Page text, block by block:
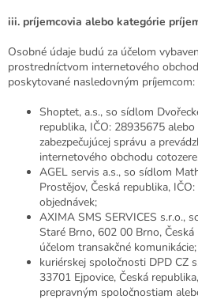
iii. príjemcovia alebo kategórie
Osobné údaje budú za účelom
prostredníctvom internetového
poskytované nasledovným príjemcom:
Shoptet, a.s., so sídlom
republika, IČO: 28935675
zabezpečujúcej správu a
internetového obchodu
AGEL servis a.s., so sídlom
Prostějov, Česká republika,
objednávek;
AXIMA SMS SERVICES s.r.o.,
Staré Brno, 602 00 Brno,
účelom transakčné komunikácie;
kuriérskej spoločnosti DPD CZ
33701 Ejpovice, Česká
prepravným spoločnostiam